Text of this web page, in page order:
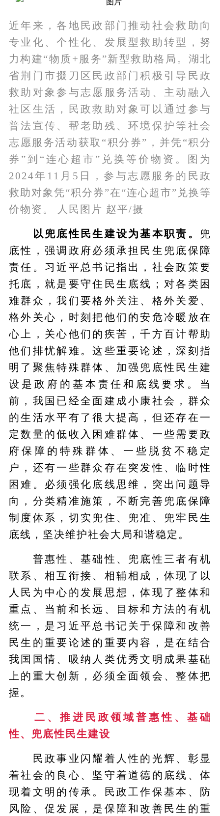
近年来，各地民政部门推动社会救助向
专业化、个性化、发展型救助转型，努
力构建“物质+服务”新型救助格局。湖北
省荆门市掇刀区民政部门积极引导民政
救助对象参与志愿服务活动、主动融入
社区生活，民政救助对象可以通过参与
普法宣传、帮老助残、环境保护等社会
志愿服务活动获取“积分券”，并凭“积分
券”到“连心超市”兑换等价物资。图为
2024年11月5日，参与志愿服务的民政
救助对象凭“积分券”在“连心超市”兑换等
价物资。 人民图片 赵平/摄
以兜底性民生建设为基本职责。 兜
底性，强调政府必须承担民生兜底保障
责任。习近平总书记指出，社会政策要
托底，就是要守住民生底线；对各类困
难群众，我们要格外关注、格外关爱、
格外关心，时刻把他们的安危冷暖放在
心上，关心他们的疾苦，千方百计帮助
他们排忧解难。这些重要论述，深刻指
明了聚焦特殊群体、加强兜底性民生建
设是政府的基本责任和底线要求。当
前，我国已经全面建成小康社会，群众
的生活水平有了很大提高，但还存在一
定数量的低收入困难群体、一些需要政
府保障的特殊群体、一些脱贫不稳定
户，还有一些群众存在突发性、临时性
困难。必须强化底线思维，突出问题导
向，分类精准施策，不断完善兜底保障
制度体系，切实兜住、兜准、兜牢民生
底线，坚决维护社会大局和谐稳定。
普惠性、基础性、兜底性三者有机
联系、相互衔接、相辅相成，体现了以
人民为中心的发展思想，体现了整体和
重点、当前和长远、目标和方法的有机
统一，是习近平总书记关于保障和改善
民生的重要论述的重要内容，是在结合
我国国情、吸纳人类优秀文明成果基础
上的重大创新，必须全面领会、整体把
握。
二、推进民政领域普惠性、基础
性、兜底性民生建设
民政事业闪耀着人性的光辉、彰显
着社会的良心、坚守着道德的底线、体
现着文明的传承。民政工作保基本、防
风险、促发展，是保障和改善民生的重